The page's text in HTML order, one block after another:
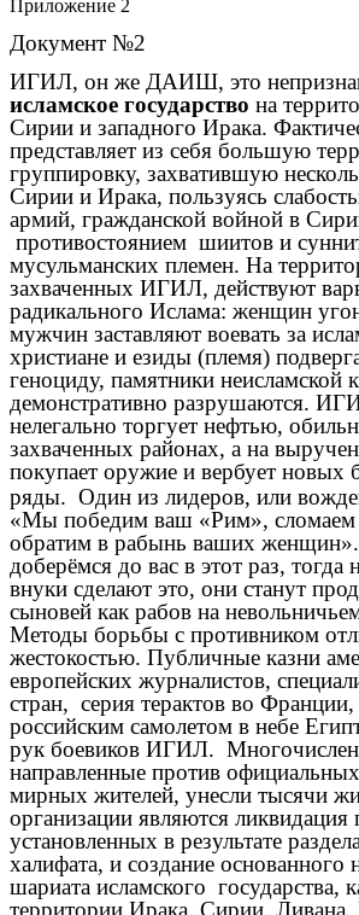
Приложение 2
Документ №2
ИГИЛ, он же ДАИШ, это
исламское государство на
Сирии и западного Ирака.
представляет из себя большую
группировку, захватившую
Сирии и Ирака, пользуясь
армий, гражданской войной в
противостоянием шиитов и
мусульманских племен. На
захваченных ИГИЛ, действуют
радикального Ислама: женщин
мужчин заставляют воевать за
христиане и езиды (племя)
геноциду, памятники неисламской
демонстративно разрушаются.
нелегально торгует нефтью,
захваченных районах, а на
покупает оружие и вербует новых
ряды. Один из лидеров, или
«Мы победим ваш «Рим», сломаем
обратим в рабынь ваших
доберёмся до вас в этот раз,
внуки сделают это, они станут
сыновей как рабов на
Методы борьбы с противником
жестокостью. Публичные казни
европейских журналистов,
стран, серия терактов во Франции,
российским самолетом в небе
рук боевиков ИГИЛ.
направленные против
мирных жителей, унесли тысячи
организации являются ликвидация
установленных в результате
халифата, и создание основанного
шариата исламского государства,
территории Ирака, Сирии, Ливана,